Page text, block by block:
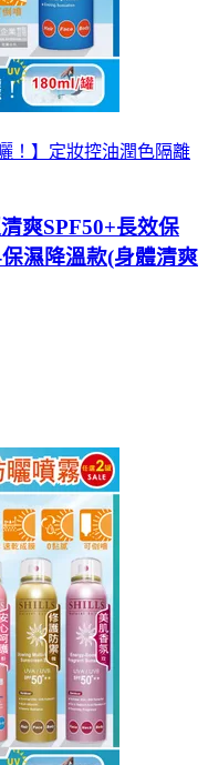
！】定妝控油潤色隔離
爽SPF50+長效保
濕降溫款(身體清爽